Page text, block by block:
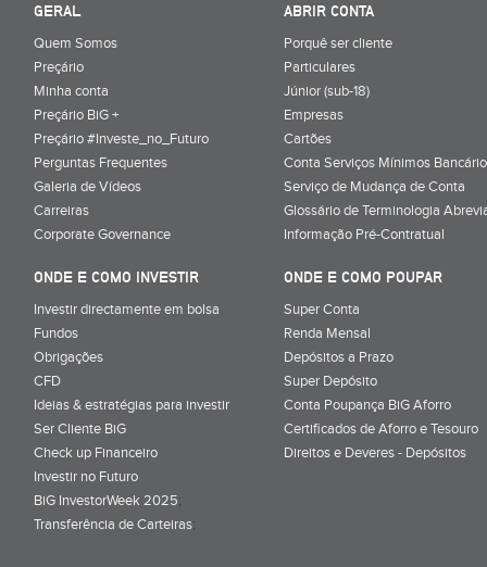
GERAL
Quem Somos
Preçário
Minha conta
Preçário BiG +
Preçário #Investe_no_Futuro
Perguntas Frequentes
Galeria de Vídeos
Carreiras
Corporate Governance
ABRIR CONTA
Porquê ser cliente
Particulares
Júnior (sub-18)
Empresas
Cartões
Conta Serviços Mínimos
Serviço de Mudança de Conta
Glossário de Terminologia
Informação Pré-Contratual
ONDE E COMO INVESTIR
Investir directamente em bolsa
Fundos
Obrigações
CFD
Ideias & estratégias para investir
Ser Cliente BiG
Check up Financeiro
Investir no Futuro
BiG InvestorWeek 2025;
Transferência de Carteiras;
ONDE E COMO POUPAR
Super Conta
Renda Mensal
Depósitos a Prazo
Super Depósito
Conta Poupança BiG Aforro
Certificados de Aforro e Tesouro
Direitos e Deveres - Depósitos